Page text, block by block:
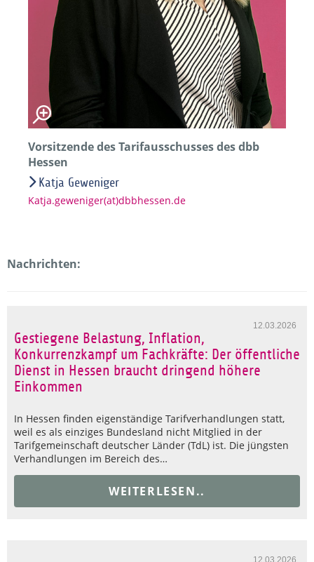
Vorsitzende des Tarifausschusses des dbb
Hessen
Katja Geweniger
Katja.geweniger(at)dbbhessen.de
Nachrichten:
12.03.2026
Gestiegene Belastung, Inflation,
Konkurrenzkampf um Fachkräfte: Der öffentliche
Dienst in Hessen braucht dringend höhere
Einkommen
In Hessen finden eigenständige Tarifverhandlungen statt,
weil es als einziges Bundesland nicht Mitglied in der
Tarifgemeinschaft deutscher Länder (TdL) ist. Die jüngsten
Verhandlungen im Bereich des…
WEITERLESEN..
12.03.2026